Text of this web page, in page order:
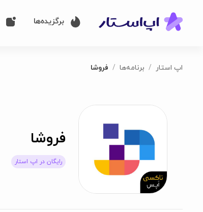
برگزیده‌ها
اپ استار برنامه‌ها فروشا
فروشا
رایگان در اپ استار